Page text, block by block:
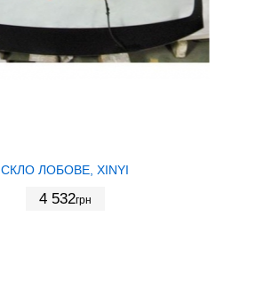
СКЛО ЛОБОВЕ, XINYI
4 532грн